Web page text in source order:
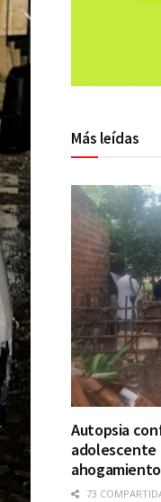
Más leídas
Autopsia
adolescente
ahogamiento
73